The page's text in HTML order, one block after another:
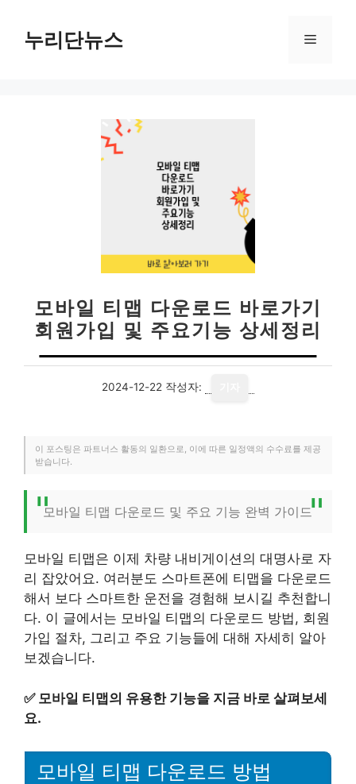
누리단뉴스 메
모바일 티맵 다운로드 바로가기
회원가입 및 주요기능 상세정리
2024-12-22 작성자:
이 포스팅은 파트너스 활동의 일환으로, 이에 따른 일정액의 수수료를 제공
받습니다.
모바일 티맵 다운로드 및 주요 기능 완벽 가이드
모바일 티맵은 이제 차량 내비게이션의 대명사로 자
리 잡았어요. 여러분도 스마트폰에 티맵을 다운로드
해서 보다 스마트한 운전을 경험해 보시길 추천합니
다. 이 글에서는 모바일 티맵의 다운로드 방법, 회원
가입 절차, 그리고 주요 기능들에 대해 자세히 알아
보겠습니다.
✅ 모바일 티맵의 유용한 기능을 지금 바로 살펴보세
요.
모바일 티맵 다운로드 방법